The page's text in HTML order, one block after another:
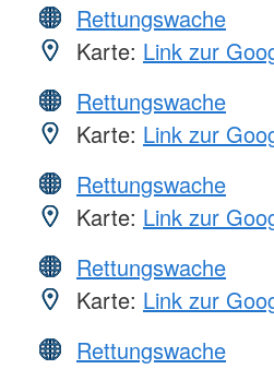
Rettungswache
Karte: Link zur
Rettungswache
Karte: Link zur
Rettungswache
Karte: Link zur
Rettungswache
Karte: Link zur
Rettungswache